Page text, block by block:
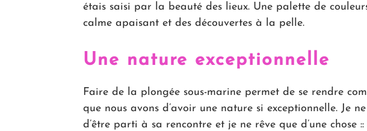
étais saisi par la beauté des lieux. Une palette de
calme apaisant et des découvertes à la pelle.
Une nature exceptionnelle
Faire de la plongée sous-marine permet de se rendre
que nous avons d’avoir une nature si exceptionnelle. Je
d’être parti à sa rencontre et je ne rêve que d’une chose ::